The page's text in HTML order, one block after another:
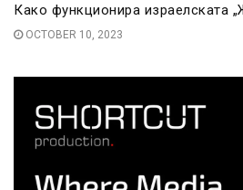
Како функционира израелската
OCTOBER 10, 2023